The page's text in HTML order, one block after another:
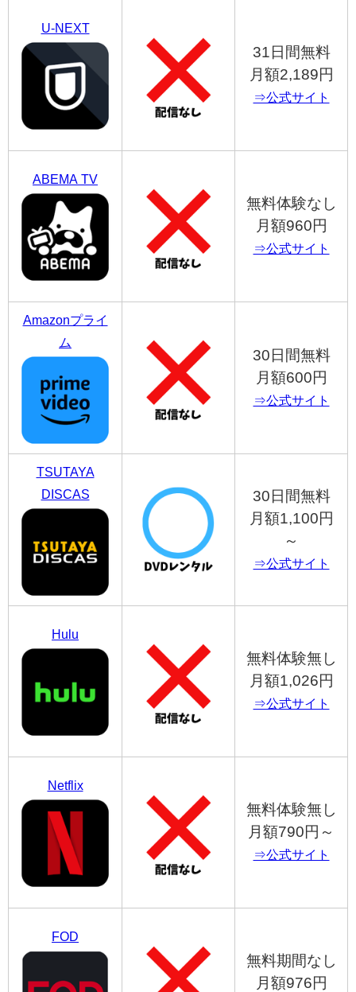
U-NEXT
31日間無料
月額2,189円
⇒公式サイト
ABEMA TV
無料体験なし
月額960円
⇒公式サイト
Amazonプライ
ム
30日間無料
月額600円
⇒公式サイト
TSUTAYA
DISCAS
30日間無料
月額1,100円
～
⇒公式サイト
Hulu
無料体験無し
月額1,026円
⇒公式サイト
Netflix
無料体験無し
月額790円～
⇒公式サイト
FOD
無料期間なし
月額976円